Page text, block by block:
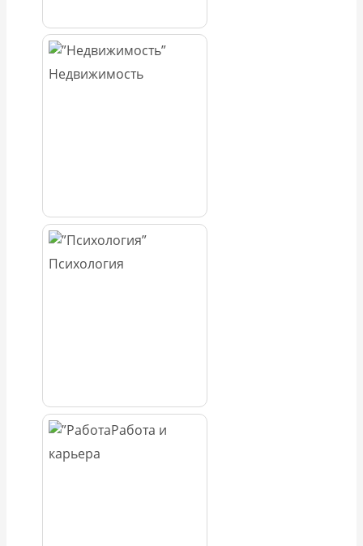
Недвижимость
Психология
Работа и
карьера